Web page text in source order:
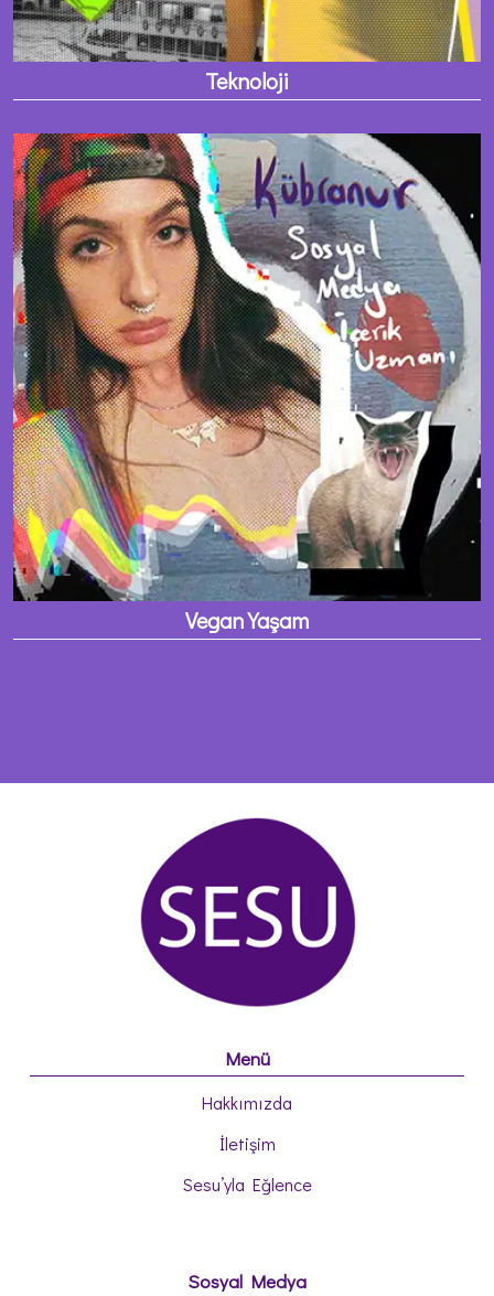
Teknoloji
Vegan Yaşam
Menü
Hakkımızda
İletişim
Sesu’yla Eğlence
Sosyal Medya